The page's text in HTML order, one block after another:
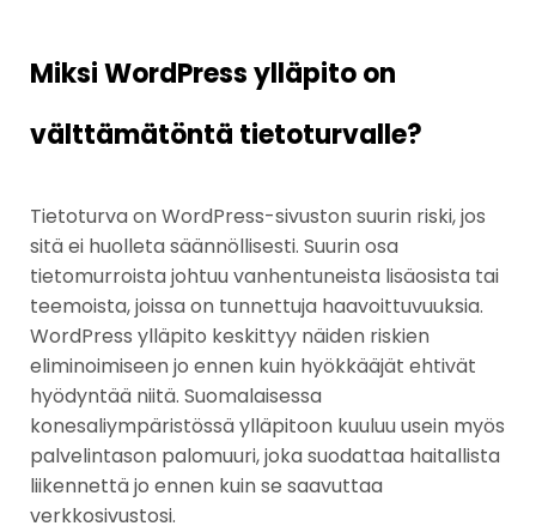
Miksi WordPress ylläpito on
välttämätöntä tietoturvalle?
Tietoturva on WordPress-sivuston suurin riski, jos
sitä ei huolleta säännöllisesti. Suurin osa
tietomurroista johtuu vanhentuneista lisäosista tai
teemoista, joissa on tunnettuja haavoittuvuuksia.
WordPress ylläpito keskittyy näiden riskien
eliminoimiseen jo ennen kuin hyökkääjät ehtivät
hyödyntää niitä. Suomalaisessa
konesaliympäristössä ylläpitoon kuuluu usein myös
palvelintason palomuuri, joka suodattaa haitallista
liikennettä jo ennen kuin se saavuttaa
verkkosivustosi.